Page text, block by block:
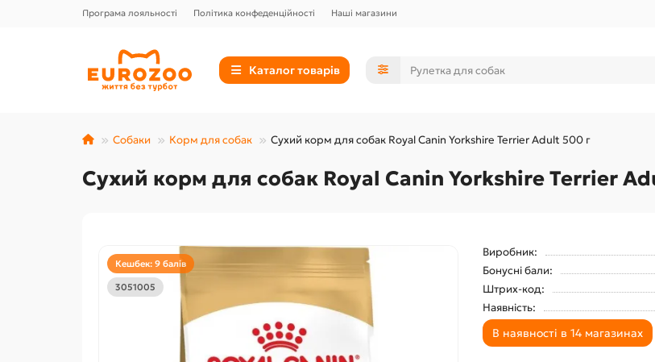
Програма лояльності Політика конфеденційності Наші магазини
Каталог товарів
Собаки Корм для собак Сухий корм для собак Royal Canin Yorkshire Terrier Adult 500 г
Сухий корм для собак Royal Canin Yorkshire Terrier
Кешбек: 9 балів
3051005
Виробник:
Бонусні бали:
Штрих-код:
Наявність:
В наявності в 14 магазинах